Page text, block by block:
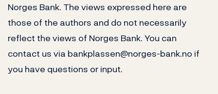
Norges Bank. The views expressed here are
those of the authors and do not necessarily
reflect the views of Norges Bank. You can
contact us via bankplassen@norges-bank.no if
you have questions or input.